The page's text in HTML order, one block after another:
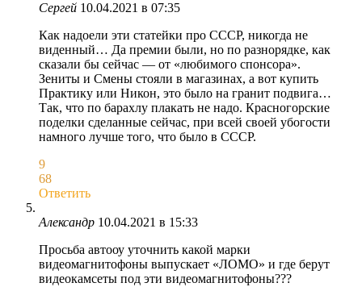
Сергей 10.04.2021 в 07:35
Как надоели эти статейки про СССР, никогда не
виденный… Да премии были, но по разнорядке, как
сказали бы сейчас — от «любимого спонсора».
Зениты и Смены стояли в магазинах, а вот купить
Практику или Никон, это было на гранит подвига…
Так, что по барахлу плакать не надо. Красногорские
поделки сделанные сейчас, при всей своей убогости
намного лучше того, что было в СССР.
9
68
Ответить
Александр 10.04.2021 в 15:33
Просьба автооу уточнить какой марки
видеомагнитофоны выпускает «ЛОМО» и где берут
видеокамсеты под эти видеомагнитофоны???